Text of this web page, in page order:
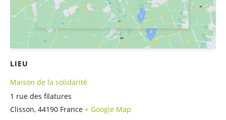
LIEU
Maison de la solidarité
1 rue des filatures
Clisson, 44190 France + Google Map